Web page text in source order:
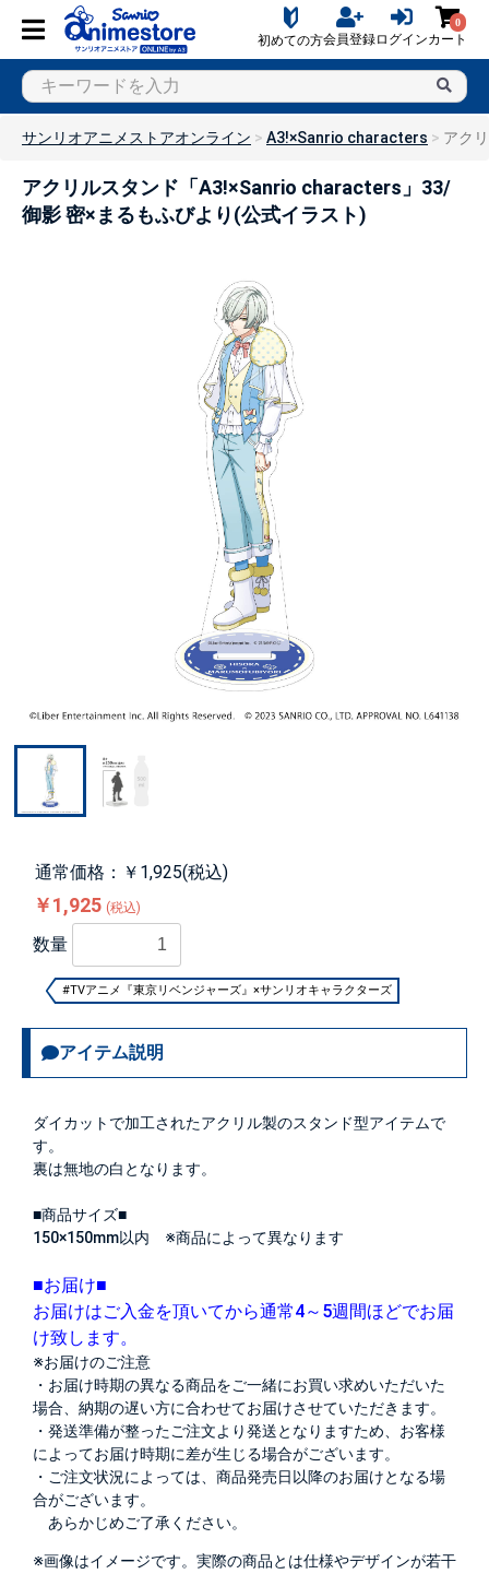
初めての方会員登録ログイン
0
カート
サンリオアニメストアオンライン A3!×Sanrio characters アク
アクリルスタンド「A3!×Sanrio characters」33/
御影 密×まるもふびより(公式イラスト)
通常価格：￥1,925(税込)
￥1,925 (税込)
数量
#TVアニメ『東京リベンジャーズ』×サンリオキャラクターズ
アイテム説明
ダイカットで加工されたアクリル製のスタンド型アイテムで
す。
裏は無地の白となります。
■商品サイズ■
150×150mm以内 ※商品によって異なります
■お届け■
お届けはご入金を頂いてから通常4～5週間ほどでお届
け致します。
※お届けのご注意
・お届け時期の異なる商品をご一緒にお買い求めいただいた
場合、納期の遅い方に合わせてお届けさせていただきます。
・発送準備が整ったご注文より発送となりますため、お客様
によってお届け時期に差が生じる場合がございます。
・ご注文状況によっては、商品発売日以降のお届けとなる場
合がございます。
あらかじめご了承ください。
※画像はイメージです。実際の商品とは仕様やデザインが若干